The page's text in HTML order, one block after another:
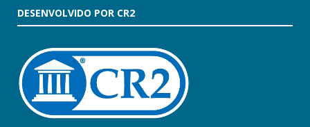
DESENVOLVIDO POR CR2